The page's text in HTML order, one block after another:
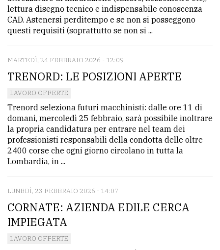
lettura disegno tecnico e indispensabile conoscenza
CAD. Astenersi perditempo e se non si posseggono
questi requisiti (soprattutto se non si ...
MARTEDÌ, 24 FEBBRAIO 2026 - 12:09
TRENORD: LE POSIZIONI APERTE
LAVORO OFFERTE
Trenord seleziona futuri macchinisti: dalle ore 11 di
domani, mercoledì 25 febbraio, sarà possibile inoltrare
la propria candidatura per entrare nel team dei
professionisti responsabili della condotta delle oltre
2400 corse che ogni giorno circolano in tutta la
Lombardia, in ...
LUNEDÌ, 23 FEBBRAIO 2026 - 14:07
CORNATE: AZIENDA EDILE CERCA
IMPIEGATA
LAVORO OFFERTE